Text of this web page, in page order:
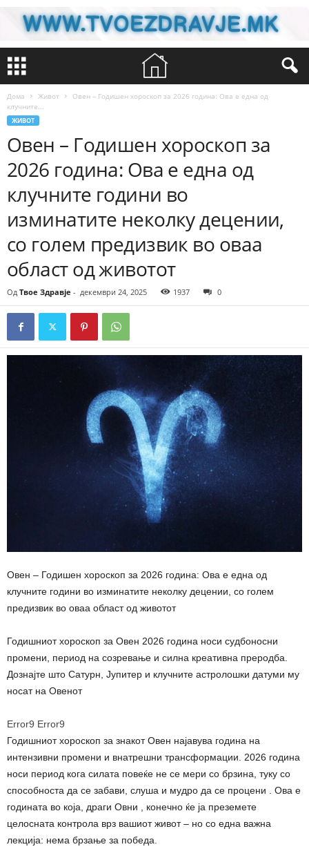
Дома Живот
Овен – Годишен хороскоп за 2026 година: Ова е една од
клучните...
ЖИВОТ
Овен – Годишен хороскоп за
2026 година: Ова е една од
клучните години во
изминатите неколку децении,
со голем предизвик во оваа
област од животот
Од Твое Здравје - декември 24, 2025 1937 0
Овен – Годишен хороскоп за 2026 година: Ова е една од
клучните години во изминатите неколку децении, со голем
предизвик во оваа област од животот
Годишниот хороскоп за Овен 2026 година носи судбоносни
промени, период на созревање и силна креативна преродба.
Дознајте што Сатурн, Јупитер и клучните астролошки датуми му
носат на Овенот
Error9 Error9
Годишниот хороскоп за знакот Овен најавува година на
интензивни промени и внатрешни трансформации. 2026 година
носи период кога силата повеќе не се мери со брзина, туку со
способноста да се забави, слуша и мудро да се процени . Ова е
годината во која, драги Овни , конечно ќе ја преземете
целосната контрола врз вашиот живот – но со една важна
лекција: нема брзање за победа.